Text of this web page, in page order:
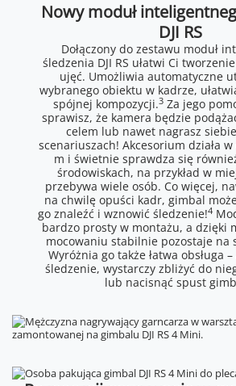
Nowy moduł
DJI RS
Dołączony do zestawu moduł
śledzenia DJI RS ułatwi Ci
ujęć. Umożliwia automatyczne
wybranego obiektu w kadrze,
spójnej kompozycji.3 Za jego
sprawisz, że kamera będzie
celem lub nawet nagrasz
scenariuszach! Akcesorium działa w
m i świetnie sprawdza się
środowiskach, na przykład w
przebywa wiele osób. Co więcej,
na chwilę opuści kadr, gimbal
go znaleźć i wznowić śledzenie!4
bardzo prosty w montażu, a dzięki
mocowaniu stabilnie pozostaje na
Wyróżnia go także łatwa obsługa
śledzenie, wystarczy zbliżyć do
lub nacisnąć spust